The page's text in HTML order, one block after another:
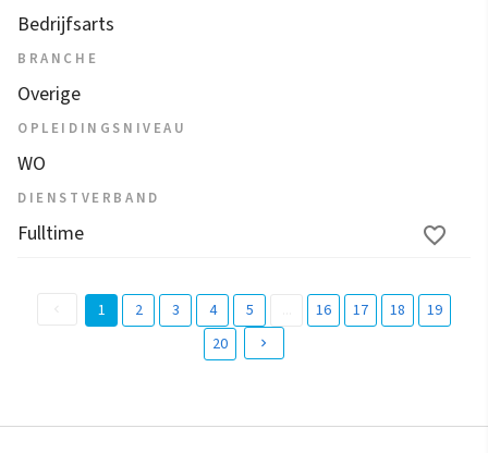
Bedrijfsarts
BRANCHE
Overige
OPLEIDINGSNIVEAU
WO
DIENSTVERBAND
Fulltime
1
r
2 3 4 5 16 17 18
19
20